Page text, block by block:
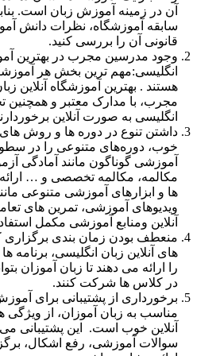
آن در زمینه‌ آموزش زبان است.
سابقه‌ آموزشگاه، نظرات دانش
قانونی آن را بررسی کنید.
وجود مدرسین مجرب در بهترین
انگلیسی:مهم‌ ترین بخش هر
هستند . بهترین آموزشگاه‌ آنلاین
مجرب، با مدارک معتبر و همچنین
انگلیسی به صورت آنلاین
داشتن تنوع در دوره ها و روش
خوب، دوره‌های متنوعی را در
آموزشی گوناگون مانند آمادگی
مکالمه، مکالمه تخصصی و …
‌ها و ابزارهای آموزشی متنوعی
ویدیوهای آموزشی، تمرین‌ های
آنلاین ومنابع آموزشی مکمل
منعطف بودن زمان بندی برگزاری
‌های آنلاین زبان انگلیسی، برنامه‌
را ارائه می ‌دهند تا زبان ‌آموزان
در کلاس ‌ها شرکت کنند.
برخورداری از پشتیبانی برای
مناسب به زبان ‌آموزان، از
آنلاین خوب است. این پشتیبانی
سوالات آموزشی، رفع اشکال،